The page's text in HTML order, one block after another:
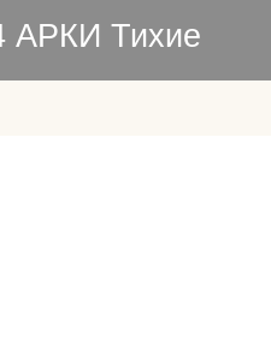
АРКИ Тихие